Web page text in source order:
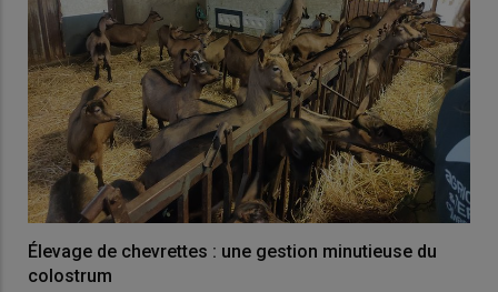
Élevage de chevrettes : une gestion minutieuse du
colostrum